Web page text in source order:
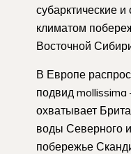
субарктические
климатом
Восточной
В Европе
подвид
охватывает
воды Северного
побережье